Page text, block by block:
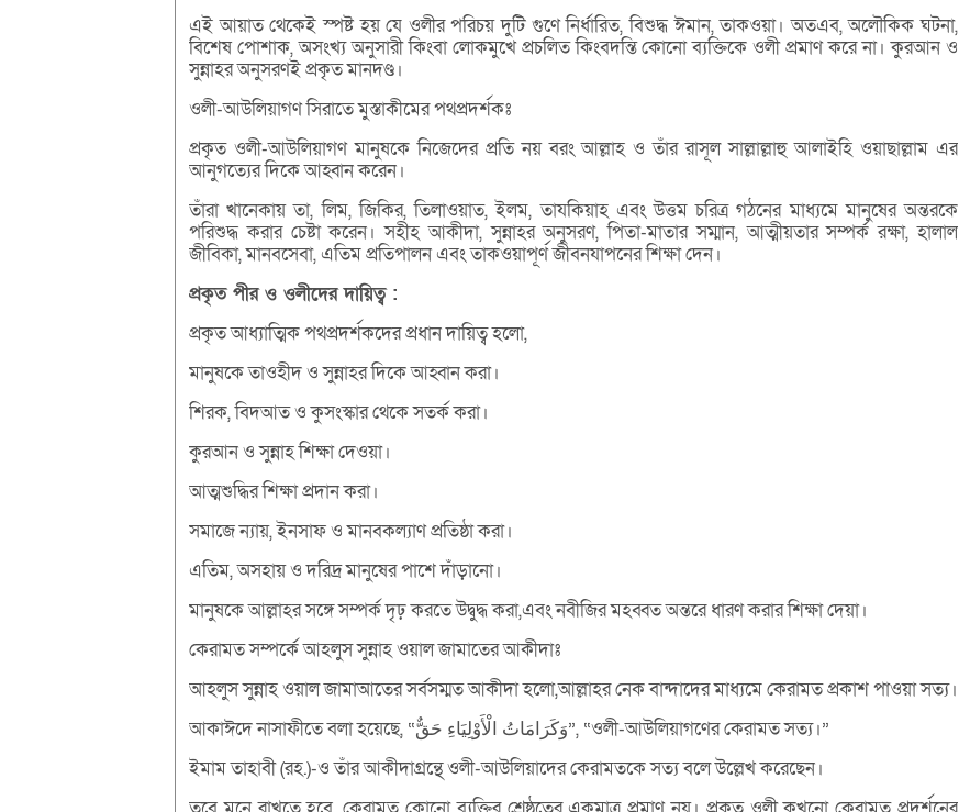
এই আয়াত থেকেই স্পষ্ট হয় যে ওলীর পরিচয় দুটি গুণে নির্ধারিত, বিশুদ্ধ ঈমান, তাকওয়া। অতএব, অলৌকিক ঘটনা,
বিশেষ পোশাক, অসংখ্য অনুসারী কিংবা লোকমুখে প্রচলিত কিংবদন্তি কোনো ব্যক্তিকে ওলী প্রমাণ করে না। কুরআন ও
সুন্নাহর অনুসরণই প্রকৃত মানদণ্ড।
ওলী-আউলিয়াগণ সিরাতে মুস্তাকীমের পথপ্রদর্শকঃ
প্রকৃত ওলী-আউলিয়াগণ মানুষকে নিজেদের প্রতি নয় বরং আল্লাহ ও তাঁর রাসূল সাল্লাল্লাহু আলাইহি ওয়াছাল্লাম এর
আনুগত্যের দিকে আহ্বান করেন।
তাঁরা খানেকায় তা, লিম, জিকির, তিলাওয়াত, ইলম, তাযকিয়াহ এবং উত্তম চরিত্র গঠনের মাধ্যমে মানুষের অন্তরকে
পরিশুদ্ধ করার চেষ্টা করেন। সহীহ আকীদা, সুন্নাহর অনুসরণ, পিতা-মাতার সম্মান, আত্মীয়তার সম্পর্ক রক্ষা, হালাল
জীবিকা, মানবসেবা, এতিম প্রতিপালন এবং তাকওয়াপূর্ণ জীবনযাপনের শিক্ষা দেন।
প্রকৃত পীর ও ওলীদের দায়িত্ব :
প্রকৃত আধ্যাত্মিক পথপ্রদর্শকদের প্রধান দায়িত্ব হলো,
মানুষকে তাওহীদ ও সুন্নাহর দিকে আহ্বান করা।
শিরক, বিদআত ও কুসংস্কার থেকে সতর্ক করা।
কুরআন ও সুন্নাহ শিক্ষা দেওয়া।
আত্মশুদ্ধির শিক্ষা প্রদান করা।
সমাজে ন্যায়, ইনসাফ ও মানবকল্যাণ প্রতিষ্ঠা করা।
এতিম, অসহায় ও দরিদ্র মানুষের পাশে দাঁড়ানো।
মানুষকে আল্লাহর সঙ্গে সম্পর্ক দৃঢ় করতে উদ্বুদ্ধ করা,এবং নবীজির মহব্বত অন্তরে ধারণ করার শিক্ষা দেয়া।
কেরামত সম্পর্কে আহলুস সুন্নাহ ওয়াল জামাতের আকীদাঃ
আহলুস সুন্নাহ ওয়াল জামাআতের সর্বসম্মত আকীদা হলো,আল্লাহর নেক বান্দাদের মাধ্যমে কেরামত প্রকাশ পাওয়া সত্য।
আকাঈদে নাসাফীতে বলা হয়েছে, “وَكَرَامَاتُ الْأَوْلِيَاءِ حَقٌّ”, “ওলী-আউলিয়াগণের কেরামত সত্য।”
ইমাম তাহাবী (রহ.)-ও তাঁর আকীদাগ্রন্থে ওলী-আউলিয়াদের কেরামতকে সত্য বলে উল্লেখ করেছেন।